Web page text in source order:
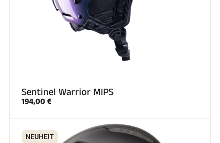
Sentinel Warrior MIPS
194,00 €
NEUHEIT